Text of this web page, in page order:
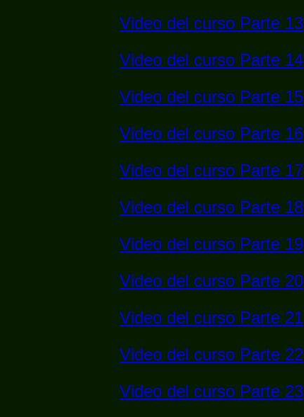
Video del curso Parte 13
Video del curso Parte 14
Video del curso Parte 15
Video del curso Parte 16
Video del curso Parte 17
Video del curso Parte 18
Video del curso Parte 19
Video del curso Parte 20
Video del curso Parte 21
Video del curso Parte 22
Video del curso Parte 23